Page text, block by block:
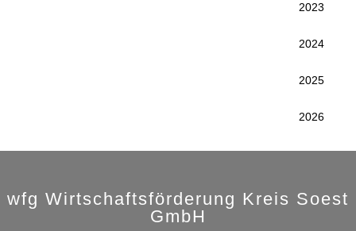
2023
2024
2025
2026
wfg Wirtschaftsförderung Kreis Soest
GmbH